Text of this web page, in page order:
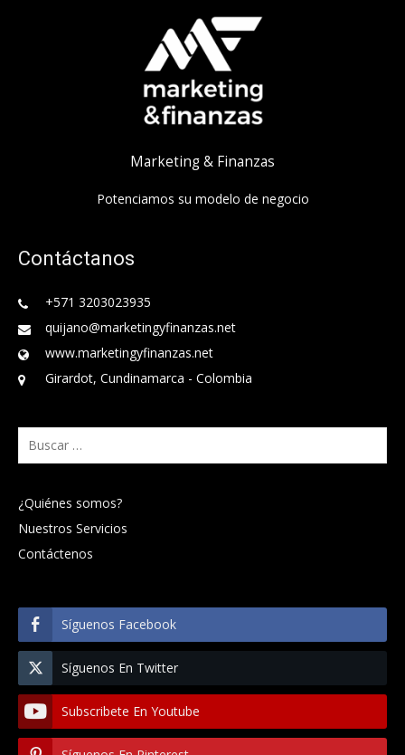
Marketing & Finanzas
Potenciamos su modelo de negocio
Contáctanos
+571 3203023935
quijano@marketingyfinanzas.net
www.marketingyfinanzas.net
Girardot, Cundinamarca - Colombia
Buscar:
¿Quiénes somos?
Nuestros Servicios
Contáctenos
Síguenos Facebook
Síguenos En Twitter
Subscribete En Youtube